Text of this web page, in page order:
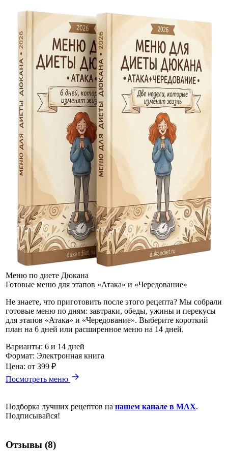
Меню по диете Дюкана
Готовые меню для этапов «Атака» и «Чередование»
Не знаете, что приготовить после этого рецепта? Мы собрали
готовые меню по дням: завтраки, обеды, ужины и перекусы
для этапов «Атака» и «Чередование». Выберите короткий
план на 6 дней или расширенное меню на 14 дней.
Варианты: 6 и 14 дней
Формат: Электронная книга
Цена: от 399 ₽
Посмотреть меню
Подборка лучших рецептов на нашем канале в MAX.
Подписывайся!
Отзывы (8)